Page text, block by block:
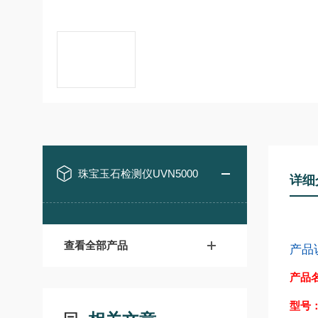
珠宝玉石检测仪UVN5000
查看全部产品
详细
产品
产品
型号